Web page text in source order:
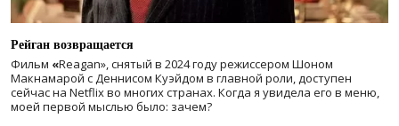
Рейган возвращается
Фильм «Reagan», снятый в 2024 годурежиссером Шоном
Макнамарой с Деннисом Куэйдом в главной роли, доступен
сейчас на Netflix во многих странах. Когда я увидела его в меню,
моей первой мыслью было: зачем?